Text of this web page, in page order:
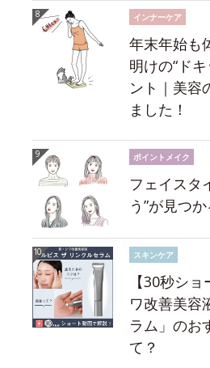
インナーケア
年末年始も
明けの“ド
ント｜美容
ました！
ポイントメイク
フェイスタ
う”が見つ
スキンケア
【30秒シ
ワ改善美容
ラム」のお
て？